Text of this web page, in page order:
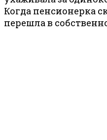
Когда пенсионерка
перешла в